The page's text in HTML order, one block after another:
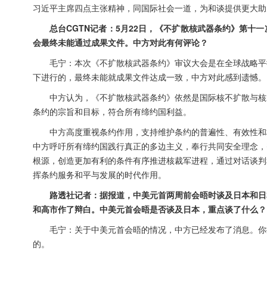
习近平主席四点主张精神，同国际社会一道，为和谈提供更大
总台CGTN记者：5月22日，《不扩散核武器条约》第十
会最终未能通过成果文件。中方对此有何评论？
毛宁：本次《不扩散核武器条约》审议大会是在全球战略
下进行的，最终未能就成果文件达成一致，中方对此感到遗憾。
中方认为，《不扩散核武器条约》依然是国际核不扩散与
条约的宗旨和目标，符合所有缔约国利益。
中方高度重视条约作用，支持维护条约的普遍性、有效性
中方呼吁所有缔约国践行真正的多边主义，奉行共同安全理念
根源，创造更加有利的条件有序推进核裁军进程，通过对话谈
挥条约服务和平与发展的时代作用。
路透社记者：据报道，中美元首两周前会晤时谈及日本和
和高市作了辩白。中美元首会晤是否谈及日本，重点谈了什么？
毛宁：关于中美元首会晤的情况，中方已经发布了消息。
的。